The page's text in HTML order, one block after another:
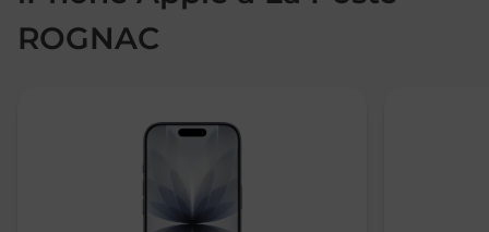
ROGNAC